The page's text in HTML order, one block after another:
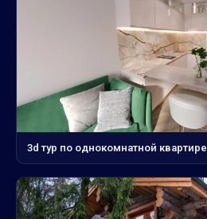
3d тур по однокомнатной квартире